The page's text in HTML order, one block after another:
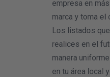
empresa en
marca y toma el
Los listados
realices en el
manera
en tu área local